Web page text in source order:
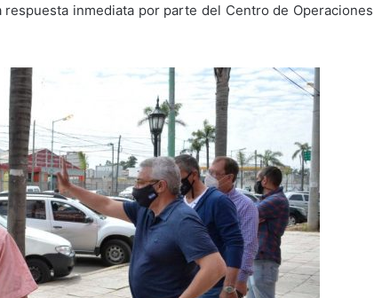
inmediata por parte del Centro de Operaciones